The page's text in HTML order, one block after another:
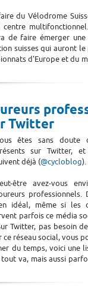
du Vélodrome
centre
de faire émerger
suisses qui auront
d'Europe et du
Twitter
êtes sans doute
sur Twitter,
déjà (@cycloblog).
être avez-vous
professionnels.
idéal, même si les
parfois ce média
Twitter, pas besoin
ce réseau social, vous
du temps, voici une
va, mais aussi